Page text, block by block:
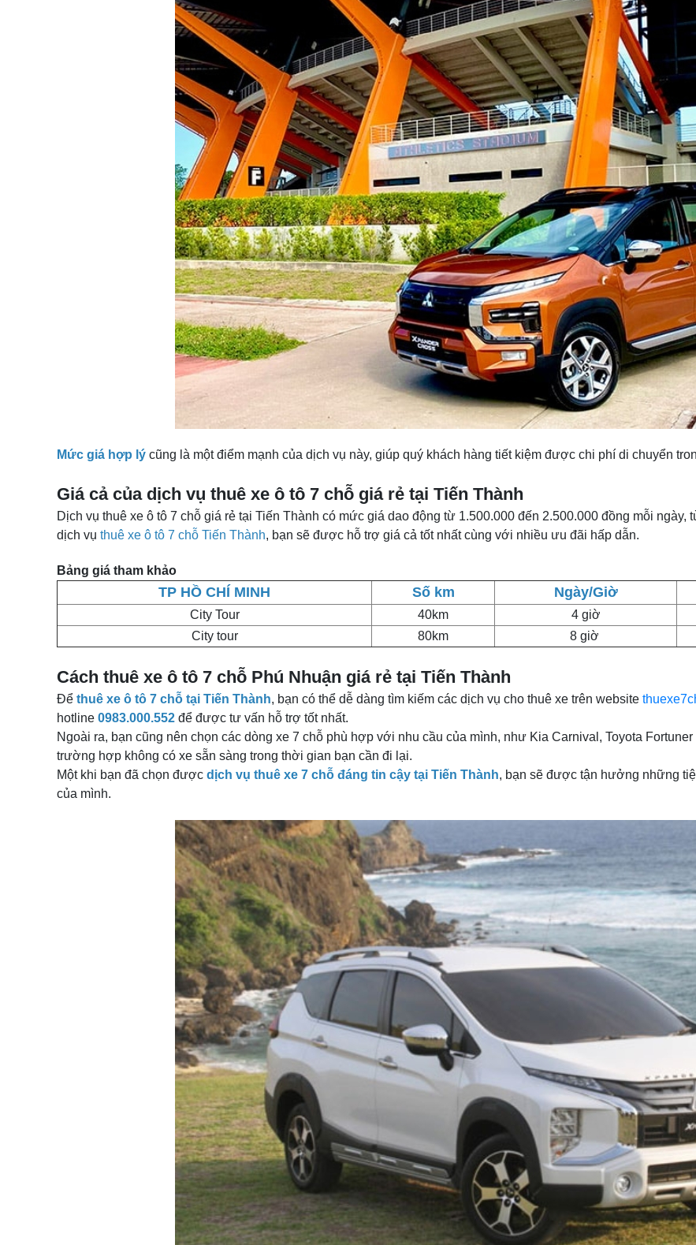
Mức giá hợp lý cũng là một điểm mạnh của dịch vụ này, giúp quý khách hàng tiết kiệm được chi phí di chuyển
Giá cả của dịch vụ thuê xe ô tô 7 chỗ giá rẻ tại Tiến Thành
Dịch vụ thuê xe ô tô 7 chỗ giá rẻ tại Tiến Thành có mức giá dao động từ 1.500.000 đến 2.500.000 đồng mỗi
dịch vụ thuê xe ô tô 7 chỗ Tiến Thành, bạn sẽ được hỗ trợ giá cả tốt nhất cùng với nhiều ưu đãi hấp dẫn.
Bảng giá tham khảo
TP HỒ CHÍ MINH Số km Ngày/Giờ
City Tour 40km 4 giờ
City tour
80km 8 giờ
Cách thuê xe ô tô 7 chỗ Phú Nhuận giá rẻ tại Tiến Thành
Để thuê xe ô tô 7 chỗ tại Tiến Thành, bạn có thể dễ dàng tìm kiếm các dịch vụ cho thuê xe trên website
hotline 0983.000.552 để được tư vấn hỗ trợ tốt nhất.
Ngoài ra, bạn cũng nên chọn các dòng xe 7 chỗ phù hợp với nhu cầu của mình, như Kia Carnival, Toyota
trường hợp không có xe sẵn sàng trong thời gian bạn cần đi lại.
Một khi bạn đã chọn được dịch vụ thuê xe 7 chỗ đáng tin cậy tại Tiến Thành, bạn sẽ được tận hưởng những
của mình.